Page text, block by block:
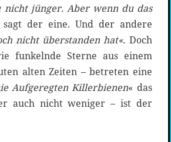
jünger. Aber wenn du das
sagt der eine. Und der andere
nicht überstanden hat«. Doch
funkelnde Sterne aus einem
alten Zeiten – betreten eine
Aufgeregten Killerbienen« das
auch nicht weniger – ist der